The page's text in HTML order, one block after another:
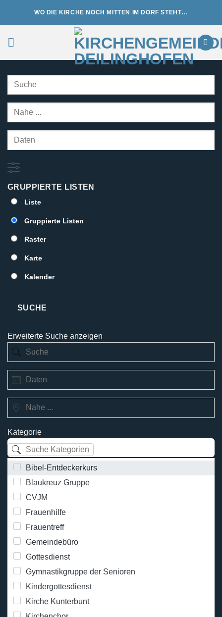
WO DIE KIRCHE NOCH MITTEN IM DORF STEHT…
Suche
Nahe
Daten
GRUPPIERTE LISTEN
ANZEIGETYP
SUCHERGEBNISSE
Liste
Gruppierte Listen
Raster
Karte
Kalender
SUCHE
Erweiterte Suche anzeigen
Suche
Daten
Nahe
Kategorie
Kategorie
Bibel-Entdeckerkurs
Blaukreuz Gruppe
CVJM
Frauenhilfe
Frauentreff
Gemeindebüro
Gottesdienst
Gymnastikgruppe der Senioren
Kindergottesdienst
Kirche Kunterbunt